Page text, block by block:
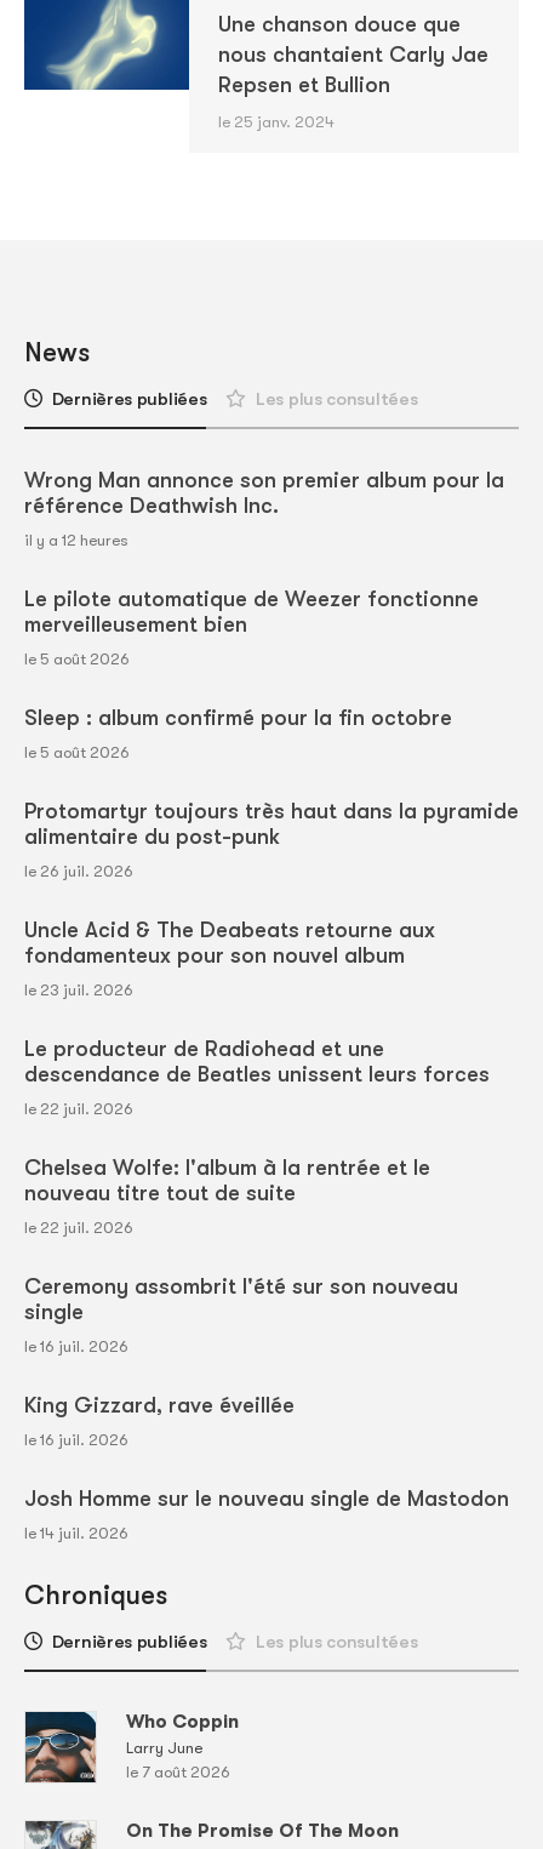
Une chanson douce que
nous chantaient Carly Jae
Repsen et Bullion
le 25 janv. 2024
News
Dernières publiées Les plus consultées
Wrong Man annonce son premier album pour la
référence Deathwish Inc.
il y a 12 heures
Le pilote automatique de Weezer fonctionne
merveilleusement bien
le 5 août 2026
Sleep : album confirmé pour la fin octobre
le 5 août 2026
Protomartyr toujours très haut dans la pyramide
alimentaire du post-punk
le 26 juil. 2026
Uncle Acid & The Deabeats retourne aux
fondamenteux pour son nouvel album
le 23 juil. 2026
Le producteur de Radiohead et une
descendance de Beatles unissent leurs forces
le 22 juil. 2026
Chelsea Wolfe: l'album à la rentrée et le
nouveau titre tout de suite
le 22 juil. 2026
Ceremony assombrit l'été sur son nouveau
single
le 16 juil. 2026
King Gizzard, rave éveillée
le 16 juil. 2026
Josh Homme sur le nouveau single de Mastodon
le 14 juil. 2026
Chroniques
Dernières publiées Les plus consultées
Who Coppin
Larry June
le 7 août 2026
On The Promise Of The Moon